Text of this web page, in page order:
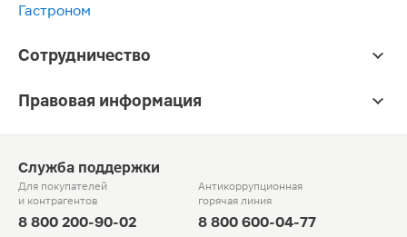
Гастроном
Сотрудничество
Правовая информация
Служба поддержки
Для покупателей
и контрагентов
8 800 200-90-02
Антикоррупционная
горячая линия
8 800 600-04-77